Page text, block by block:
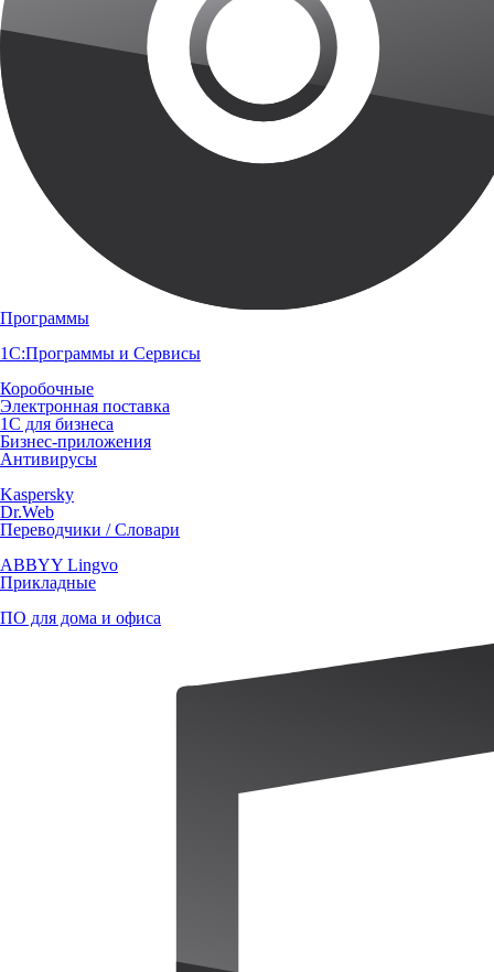
Программы
1С:Программы и Сервисы
Коробочные
Электронная поставка
1С для бизнеса
Бизнес-приложения
Антивирусы
Kaspersky
Dr.Web
Переводчики / Словари
ABBYY Lingvo
Прикладные
ПО для дома и офиса